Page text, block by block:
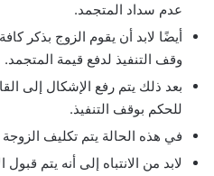
عدم سداد المتجمد.
أيضًا لابد أن يقوم الزوج بذكر
وقف التنفيذ لدفع قيمة المتجمد.
بعد ذلك يتم رفع الإشكال إلى
للحكم بوقف التنفيذ.
في هذه الحالة يتم تكليف
لابد من الانتباه إلى أنه يتم